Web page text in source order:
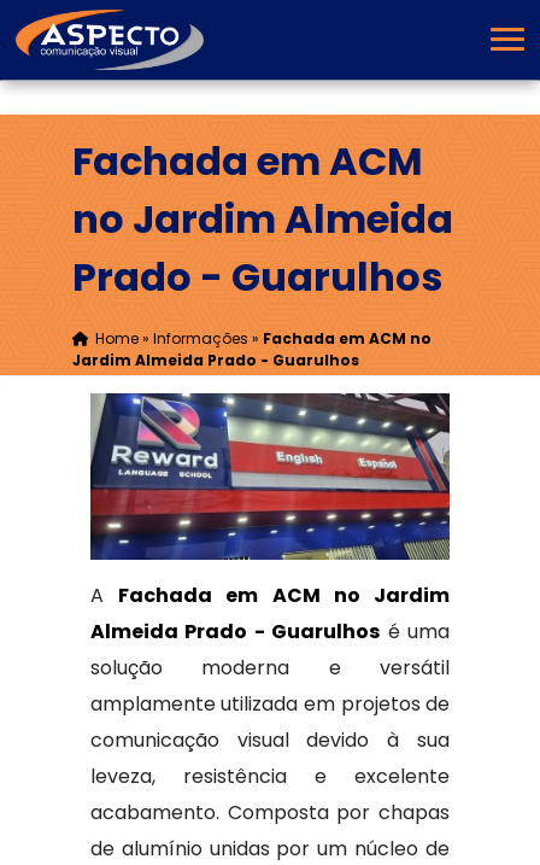
Fachada em ACM
no Jardim Almeida
Prado - Guarulhos
Home» Informações » Fachada em ACM no
Jardim Almeida Prado - Guarulhos
A Fachada em ACM no Jardim
Almeida Prado - Guarulhos é uma
solução moderna e versátil
amplamente utilizada em projetos de
comunicação visual devido à sua
leveza, resistência e excelente
acabamento. Composta por chapas
de alumínio unidas por um núcleo de